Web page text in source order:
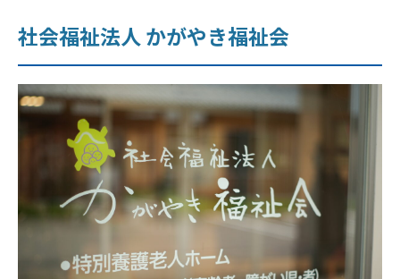
社会福祉法人 かがやき福祉会